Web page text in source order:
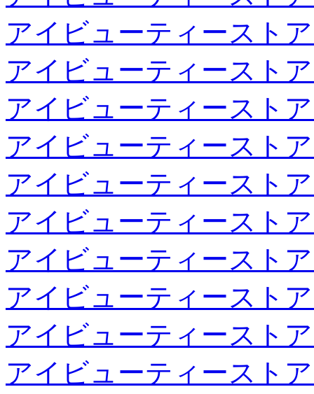
アイビューティースト
アイビューティースト
アイビューティースト
アイビューティースト
アイビューティースト
アイビューティースト
アイビューティースト
アイビューティースト
アイビューティースト
アイビューティースト